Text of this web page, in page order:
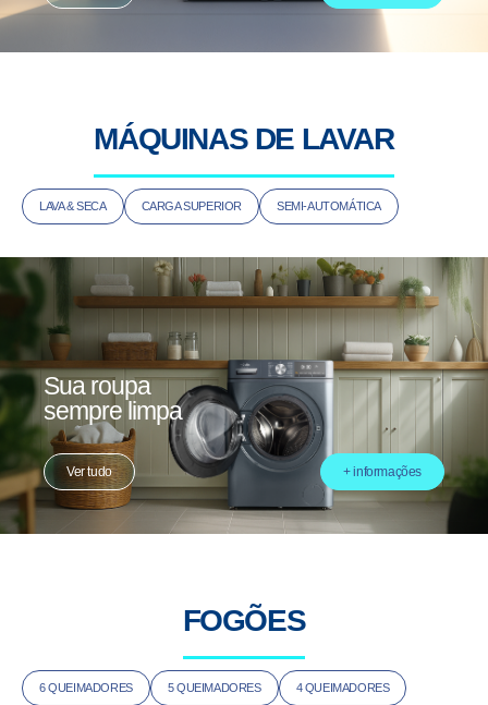
MÁQUINAS DE LAVAR
LAVA & SECA CARGA SUPERIOR SEMI-AUTOMÁTICA
Sua roupa
sempre limpa
Ver tudo + informações
FOGÕES
6 QUEIMADORES 5 QUEIMADORES 4 QUEIMADORES